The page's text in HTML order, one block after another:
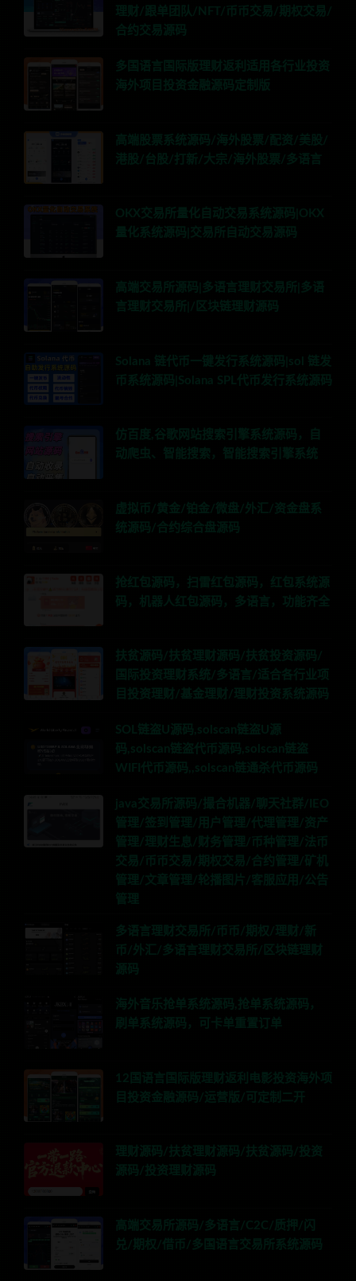
理财/跟单团队/NFT/币币交易/期权交易/
合约交易源码
多国语言国际版理财返利适用各行业投资
海外项目投资金融源码定制版
高端股票系统源码/海外股票/配资/美股/
港股/台股/打新/大宗/海外股票/多语言
OKX交易所量化自动交易系统源码|OKX
量化系统源码|交易所自动交易源码
高端交易所源码|多语言理财交易所|多语
言理财交易所|/区块链理财源码
Solana 链代币一键发行系统源码|sol 链发
币系统源码|Solana SPL代币发行系统源码
仿百度,谷歌网站搜索引擎系统源码，自
动爬虫、智能搜索，智能搜索引擎系统
虚拟币/黄金/铂金/微盘/外汇/资金盘系
统源码/合约综合盘源码
抢红包源码，扫雷红包源码，红包系统源
码，机器人红包源码，多语言，功能齐全
扶贫源码/扶贫理财源码/扶贫投资源码/
国际投资理财系统/多语言/适合各行业项
目投资理财/基金理财/理财投资系统源码
SOL链盗U源码,solscan链盗U源
码,solscan链盗代币源码,solscan链盗
WIFI代币源码,,solscan链通杀代币源码
java交易所源码/撮合机器/聊天社群/IEO
管理/签到管理/用户管理/代理管理/资产
管理/理财生息/财务管理/币种管理/法币
交易/币币交易/期权交易/合约管理/矿机
管理/文章管理/轮播图片/客服应用/公告
管理
多语言理财交易所/币币/期权/理财/新
币/外汇/多语言理财交易所/区块链理财
源码
海外音乐抢单系统源码,抢单系统源码，
刷单系统源码，可卡单重置订单
12国语言国际版理财返利电影投资海外项
目投资金融源码/运营版/可定制二开
理财源码/扶贫理财源码/扶贫源码/投资
源码/投资理财源码
高端交易所源码/多语言/C2C/质押/闪
兑/期权/借币/多国语言交易所系统源码